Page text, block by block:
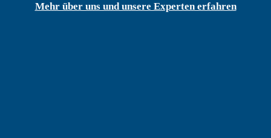
Mehr über uns und unsere Experten erfahren